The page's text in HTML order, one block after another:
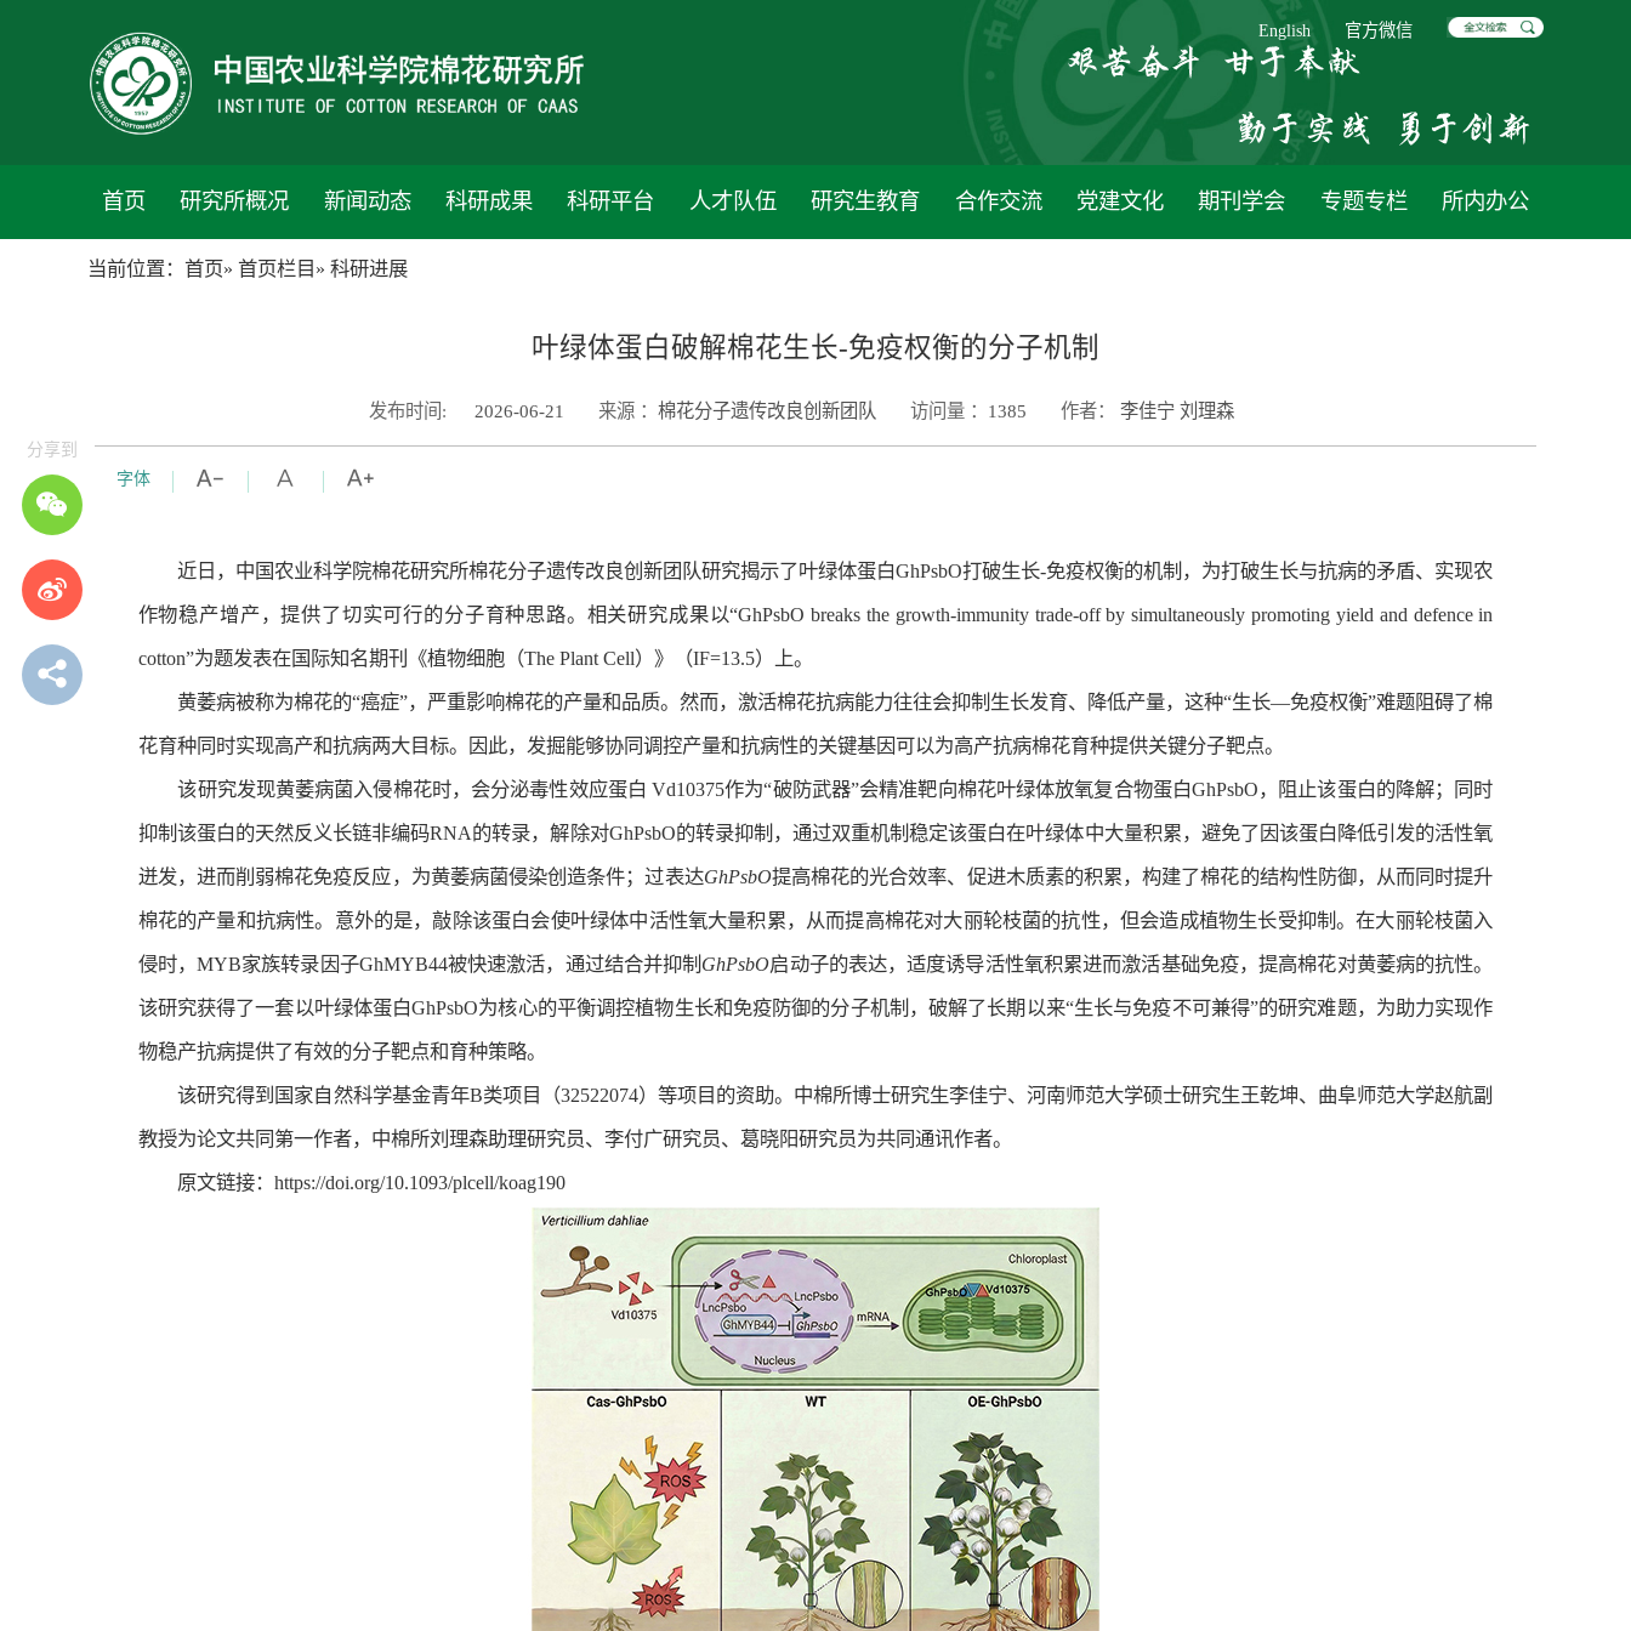
English 官方微信
首页 研究所概况 新闻动态 科研成果 科研平台 人才队伍 研究生教育 合作交流 党建文化 期刊学会 专题专栏 所内办公
当前位置： 首页» 首页栏目 » 科研进展
叶绿体蛋白破解棉花生长-免疫权衡的分子机制
发布时间: 2026-06-21 来源 ：棉花分子遗传改良创新团队 访问量 ： 1385 作者： 李佳宁 刘理森
字体
分享到
近日，中国农业科学院棉花研究所棉花分子遗传改良创新团队研究揭示了叶绿体蛋白GhPsbO打破生长-免疫权衡的机制，为打破生长与抗病的矛盾、实现农
作物稳产增产，提供了切实可行的分子育种思路。相关研究成果以“GhPsbO breaks the growth-immunity trade-off by simultaneously promoting yield and defence in
cotton”为题发表在国际知名期刊《植物细胞（The Plant Cell）》（IF=13.5）上。
黄萎病被称为棉花的“癌症”，严重影响棉花的产量和品质。然而，激活棉花抗病能力往往会抑制生长发育、降低产量，这种“生长—免疫权衡”难题阻碍了棉
花育种同时实现高产和抗病两大目标。因此，发掘能够协同调控产量和抗病性的关键基因可以为高产抗病棉花育种提供关键分子靶点。
该研究发现黄萎病菌入侵棉花时，会分泌毒性效应蛋白 Vd10375作为“破防武器”会精准靶向棉花叶绿体放氧复合物蛋白GhPsbO，阻止该蛋白的降解；同时
抑制该蛋白的天然反义长链非编码RNA的转录，解除对GhPsbO的转录抑制，通过双重机制稳定该蛋白在叶绿体中大量积累，避免了因该蛋白降低引发的活性氧
迸发，进而削弱棉花免疫反应，为黄萎病菌侵染创造条件；过表达GhPsbO提高棉花的光合效率、促进木质素的积累，构建了棉花的结构性防御，从而同时提升
棉花的产量和抗病性。意外的是，敲除该蛋白会使叶绿体中活性氧大量积累，从而提高棉花对大丽轮枝菌的抗性，但会造成植物生长受抑制。在大丽轮枝菌入
侵时，MYB家族转录因子GhMYB44被快速激活，通过结合并抑制 GhPsbO启动子的表达，适度诱导活性氧积累进而激活基础免疫，提高棉花对黄萎病的抗性。
该研究获得了一套以叶绿体蛋白GhPsbO为核心的平衡调控植物生长和免疫防御的分子机制，破解了长期以来“生长与免疫不可兼得”的研究难题，为助力实现作
物稳产抗病提供了有效的分子靶点和育种策略。
该研究得到国家自然科学基金青年B类项目（32522074）等项目的资助。中棉所博士研究生李佳宁、河南师范大学硕士研究生王乾坤、曲阜师范大学赵航副
教授为论文共同第一作者，中棉所刘理森助理研究员、李付广研究员、葛晓阳研究员为共同通讯作者。
原文链接：https://doi.org/10.1093/plcell/koag190